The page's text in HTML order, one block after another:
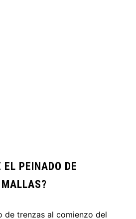
EL PEINADO DE
de trenzas al comienzo del